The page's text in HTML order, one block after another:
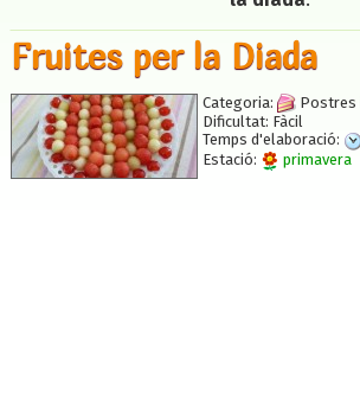
Fruites per la Diada
Categoria:
Postres
Dificultat: Fàcil
Temps d'elaboració:
Estació:
primavera